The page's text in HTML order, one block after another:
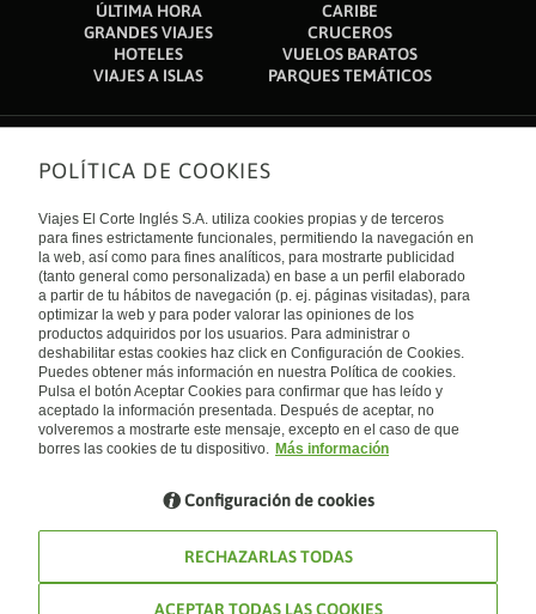
ÚLTIMA HORA
CARIBE
GRANDES VIAJES
CRUCEROS
HOTELES
VUELOS BARATOS
VIAJES A ISLAS
PARQUES TEMÁTICOS
Sobre nosotros
Quiénes somos
Financiación
Sostenibilidad
Turismo accesible
Tarjeta El Corte Inglés
Trabaja con nosotros
El Corte Inglés
Canal Ético
Enlaces de interés
Guías de viaje
Catálogos
Auto check-in
Condiciones Generales
Política de privacidad
Política de cookies
Accesibilidad
Empresas/ Grupos
Internacional
España
Visita nuestro blog
Blog de Viajes el Corte inglés
POLÍTICA DE COOKIES
Viajes El Corte Inglés S.A. utiliza cookies propias y de terceros
para fines estrictamente funcionales, permitiendo la navegación en
la web, así como para fines analíticos, para mostrarte publicidad
(tanto general como personalizada) en base a un perfil elaborado
a partir de tu hábitos de navegación (p. ej. páginas visitadas), para
optimizar la web y para poder valorar las opiniones de los
productos adquiridos por los usuarios. Para administrar o
deshabilitar estas cookies haz click en Configuración de Cookies.
Puedes obtener más información en nuestra Política de cookies.
Pulsa el botón Aceptar Cookies para confirmar que has leído y
aceptado la información presentada. Después de aceptar, no
volveremos a mostrarte este mensaje, excepto en el caso de que
borres las cookies de tu dispositivo. Más información
Configuración de cookies
RECHAZARLAS TODAS
ACEPTAR TODAS LAS COOKIES